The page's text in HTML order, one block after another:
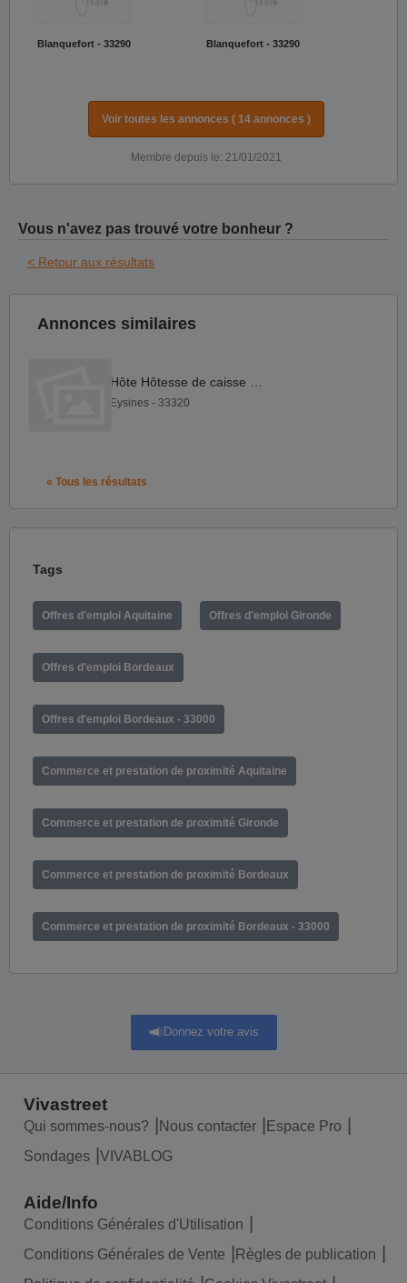
Blanquefort - 33290 Blanquefort - 33290
Voir toutes les annonces ( 14 annonces )
Membre depuis le: 21/01/2021
Vous n'avez pas trouvé votre bonheur ?
< Retour aux résultats
Annonces similaires
Eysines - 33320
« Tous les résultats
Tags
Offres d'emploi Aquitaine Offres d'emploi Gironde
Offres d'emploi Bordeaux
Offres d'emploi Bordeaux - 33000
Commerce et prestation de proximité Aquitaine
Commerce et prestation de proximité Gironde
Commerce et prestation de proximité Bordeaux
Commerce et prestation de proximité Bordeaux - 33000
Donnez votre avis
Vivastreet
Qui sommes-nous? Nous contacter
Espace Pro
Sondages
VIVABLOG
Aide/Info
Conditions Générales d'Utilisation
Conditions Générales de Vente
Règles de publication